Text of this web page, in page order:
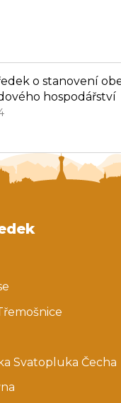
o stanovení
hospodářství
Svatopluka Čecha